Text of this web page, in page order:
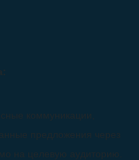
коммуникации,
предложения через
на целевую аудиторию.